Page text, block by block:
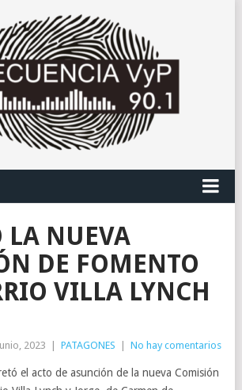
NUEVA
DE FOMENTO
VILLA LYNCH
2023 PATAGONES No hay comentarios
el acto de asunción de la nueva Comisión